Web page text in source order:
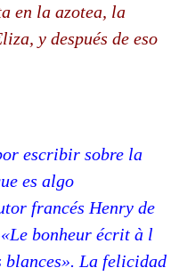
en la azotea, la
y después de eso
escribir sobre la
es algo
francés Henry de
bonheur écrit à l
blances». La felicidad